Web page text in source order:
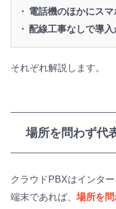
電話機のほかにス
配線工事なしで導
それぞれ解説します。
場所を問わず代
クラウドPBXはインタ
端末であれば、 場所を